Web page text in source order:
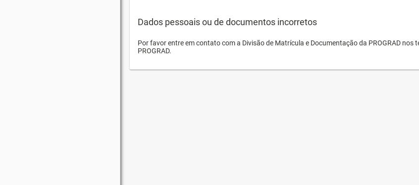
Dados pessoais ou de documentos incorretos
Por favor entre em contato com a Divisão de Matrícula e Documentação da PROGRAD
PROGRAD.